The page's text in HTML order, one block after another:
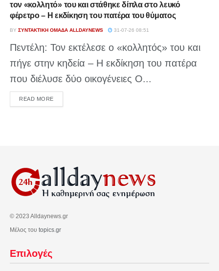
τον «κολλητό» του και στάθηκε δίπλα στο λευκό
φέρετρο – Η εκδίκηση του πατέρα του θύματος
BY ΣΥΝΤΑΚΤΙΚΉ ΟΜΆΔΑ ALLDAYNEWS 31-07-26 08:51
Πεντέλη: Τον εκτέλεσε ο «κολλητός» του και
πήγε στην κηδεία – Η εκδίκηση του πατέρα
που διέλυσε δύο οικογένειες Ο...
READ MOREDETAILS
© 2023 Alldaynews.gr
Μέλος του topics.gr
Επιλογές